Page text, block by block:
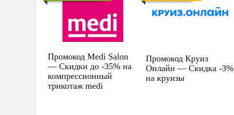
Промокод Medi Salon
— Скидки до -35% на
компрессионный
трикотаж medi
Промокод Круиз
Онлайн — Скидка -3%
на круизы